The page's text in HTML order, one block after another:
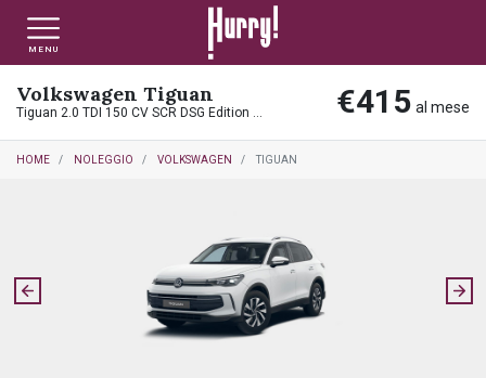
MENU
Volkswagen Tiguan
Tiguan 2.0 TDI 150 CV SCR DSG Edition Plus €415 al mese
HOME NOLEGGIO VOLKSWAGEN TIGUAN
NLT PRIVATI
NLT USATO PRIVATI
NLT NUOVO